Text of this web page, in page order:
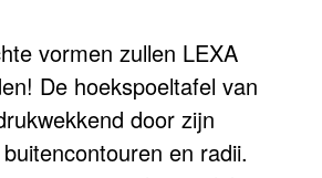
vormen zullen LEXA
De hoekspoeltafel van
door zijn
en radii.